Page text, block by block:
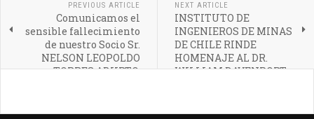
PREVIOUS ARTICLE
Comunicamos el
sensible fallecimiento
de nuestro Socio Sr.
NELSON LEOPOLDO
TORRES ABURTO,
NEXT ARTICLE
INSTITUTO DE
INGENIEROS DE MINAS
DE CHILE RINDE
HOMENAJE AL DR.
WILLIAM DAVENPORT